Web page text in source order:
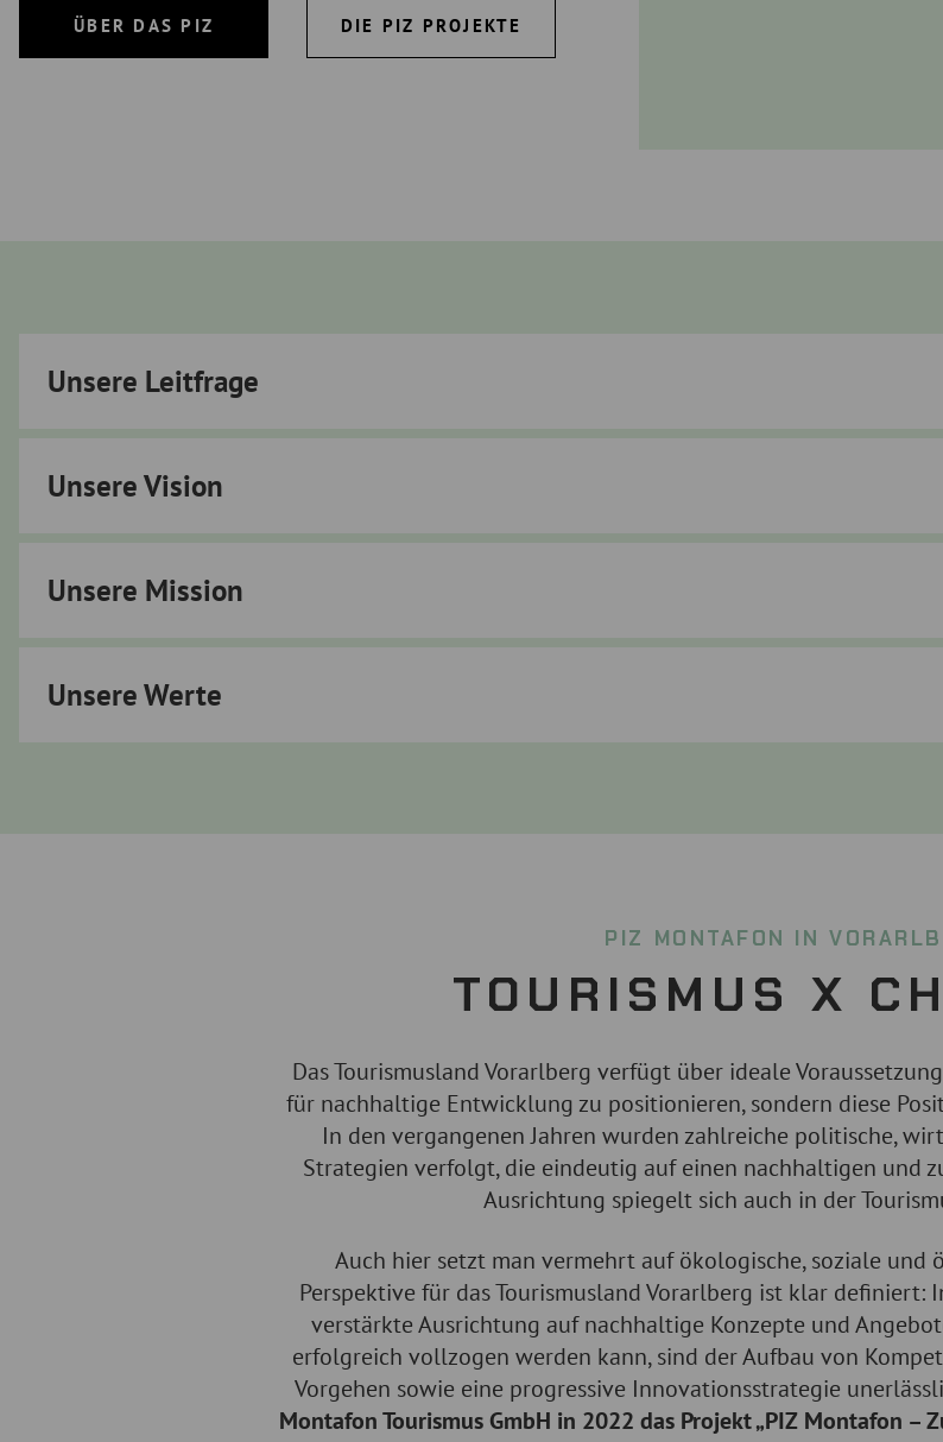
ÜBER DAS PIZ DIE PIZ PROJEKTE
Unsere Leitfrage
Unsere Vision
Unsere Mission
Unsere Werte
PIZ MONTAFON IN
TOURISMUS X
Das Tourismusland Vorarlberg verfügt über ideale
für nachhaltige Entwicklung zu positionieren, sondern diese
In den vergangenen Jahren wurden zahlreiche politische,
Strategien verfolgt, die eindeutig auf einen nachhaltigen und
Ausrichtung spiegelt sich auch in der
Auch hier setzt man vermehrt auf ökologische, soziale und
Perspektive für das Tourismusland Vorarlberg ist klar definiert:
verstärkte Ausrichtung auf nachhaltige Konzepte und
erfolgreich vollzogen werden kann, sind der Aufbau von
Vorgehen sowie eine progressive Innovationsstrategie
Montafon Tourismus GmbH in 2022 das Projekt „PIZ Montafon –